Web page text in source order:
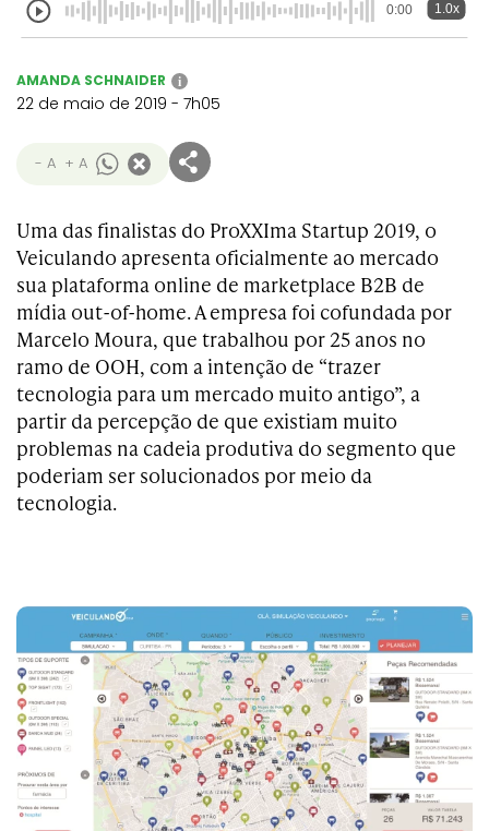
0:00 1.0x
AMANDA SCHNAIDER i
22 de maio de 2019 - 7h05
- A + A
Uma das finalistas do ProXXIma Startup 2019, o
Veiculando apresenta oficialmente ao mercado
sua plataforma online de marketplace B2B de
mídia out-of-home. A empresa foi cofundada por
Marcelo Moura, que trabalhou por 25 anos no
ramo de OOH, com a intenção de “trazer
tecnologia para um mercado muito antigo”, a
partir da percepção de que existiam muito
problemas na cadeia produtiva do segmento que
poderiam ser solucionados por meio da
tecnologia.